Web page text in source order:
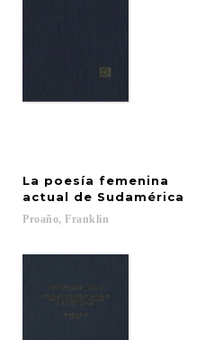
La poesía femenina
actual de Sudamérica
Proaño, Franklin